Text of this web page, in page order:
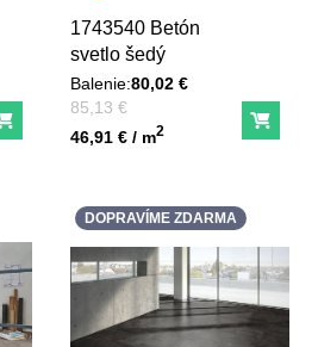
Do košíka
1743540 Betón
svetlo šedý
Balenie:80,02 €
Pred zľavou:
85,13 €
Unit price
46,91 € / m2 Do
DOPRAVÍME ZDARMA